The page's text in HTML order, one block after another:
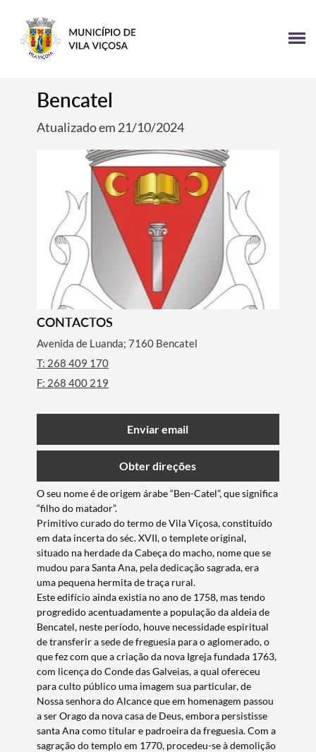
Bencatel
Atualizado em 21/10/2024
CONTACTOS
Avenida de Luanda; 7160 Bencatel
T: 268 409 170
F: 268 400 219
Enviar email
Obter direções
O seu nome é de origem árabe “Ben-Catel”, que significa
“filho do matador”.
Primitivo curado do termo de Vila Viçosa, constituído
em data incerta do séc. XVII, o templete original,
situado na herdade da Cabeça do macho, nome que se
mudou para Santa Ana, pela dedicação sagrada, era
uma pequena hermita de traça rural.
Este edifício ainda existia no ano de 1758, mas tendo
progredido acentuadamente a população da aldeia de
Bencatel, neste período, houve necessidade espiritual
de transferir a sede de freguesia para o aglomerado, o
que fez com que a criação da nova Igreja fundada 1763,
com licença do Conde das Galveias, a qual ofereceu
para culto público uma imagem sua particular, de
Nossa senhora do Alcance que em homenagem passou
a ser Orago da nova casa de Deus, embora persistisse
santa Ana como titular e padroeira da freguesia. Com a
sagração do templo em 1770, procedeu-se à demolição